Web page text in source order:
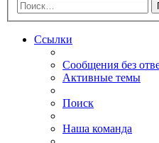
Ссылки
Сообщения без
Активные темы
Поиск
Наша команда